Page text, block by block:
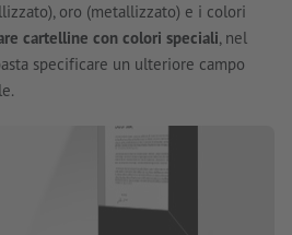
oro (metallizzato) e i colori
cartelline con colori speciali, nel
specificare un ulteriore campo